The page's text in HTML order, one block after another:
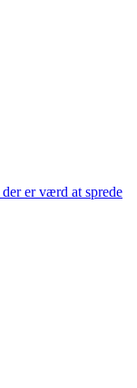
er værd at sprede